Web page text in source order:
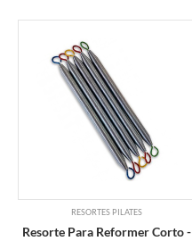
RESORTES PILATES
Resorte Para Reformer Corto -